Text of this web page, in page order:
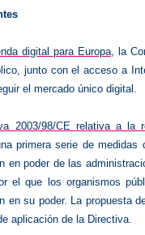
digital para Europa, la
junto con el acceso a
el mercado único digital.
2003/98/CE relativa a la
primera serie de
en poder de las
el que los organismos
en su poder. La propuesta
aplicación de la Directiva.